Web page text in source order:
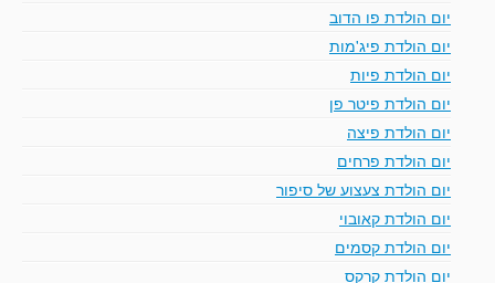
יום הולדת פו הדוב
יום הולדת פיג'מות
יום הולדת פיות
יום הולדת פיטר פן
יום הולדת פיצה
יום הולדת פרחים
יום הולדת צעצוע של סיפור
יום הולדת קאובוי
יום הולדת קסמים
יום הולדת קרקס